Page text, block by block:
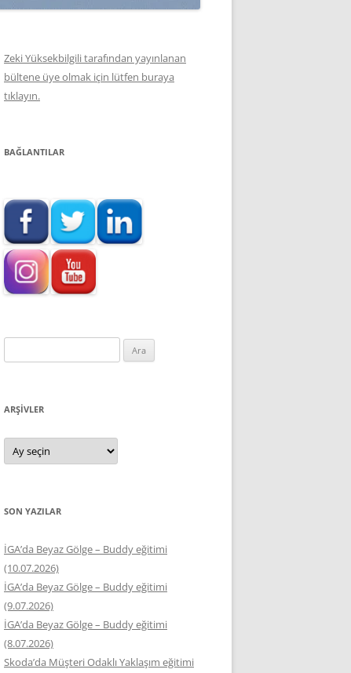
Zeki Yüksekbilgili tarafından yayınlanan
bültene üye olmak için lütfen buraya
tıklayın.
BAĞLANTILAR
ARŞIVLER
Arşivler
SON YAZILAR
İGA’da Beyaz Gölge – Buddy eğitimi
(10.07.2026)
İGA’da Beyaz Gölge – Buddy eğitimi
(9.07.2026)
İGA’da Beyaz Gölge – Buddy eğitimi
(8.07.2026)
Skoda’da Müşteri Odaklı Yaklaşım eğitimi